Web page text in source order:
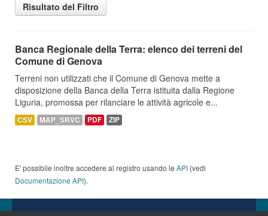
Risultato del Filtro
Banca Regionale della Terra: elenco dei terreni del
Comune di Genova
Terreni non utilizzati che il Comune di Genova mette a
disposizione della Banca della Terra istituita dalla Regione
Liguria, promossa per rilanciare le attività agricole e...
CSV MAP_SRVC PDF ZIP
E' possibile inoltre accedere al registro usando le API (vedi
Documentazione API).